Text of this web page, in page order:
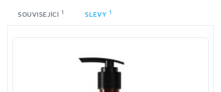
SOUVISEJÍCÍ 1 SLEVY 1